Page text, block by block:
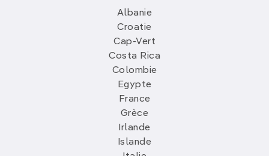
Albanie
Croatie
Cap-Vert
Costa Rica
Colombie
Egypte
France
Grèce
Irlande
Islande